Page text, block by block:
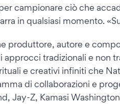
campionare ciò che
in qualsiasi momento.
produttore, autore e
approcci tradizionali e non
e creativi infiniti che
di collaborazioni e
Jay-Z, Kamasi